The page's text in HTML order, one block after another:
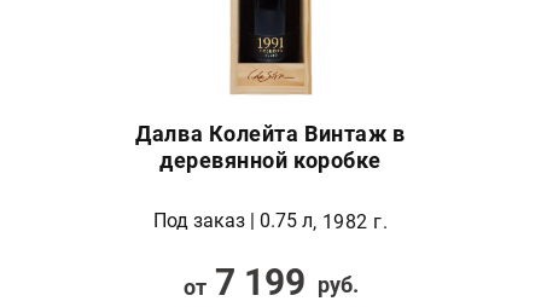
Далва Колейта Винтаж в
деревянной коробке
Под заказ | 0.75 л, 1982 г.
от7 199 руб.